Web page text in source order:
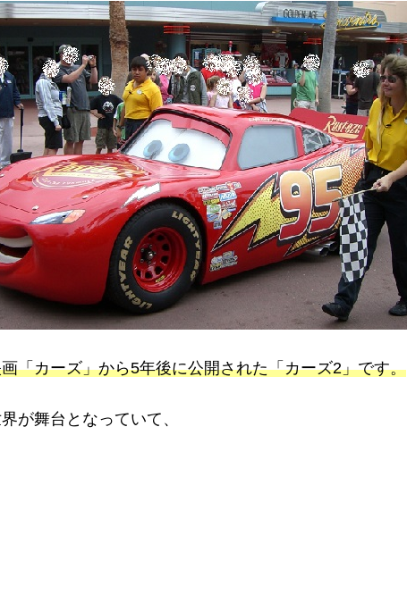
「カーズ」から5年後に公開された「カーズ2」です。
が舞台となっていて、